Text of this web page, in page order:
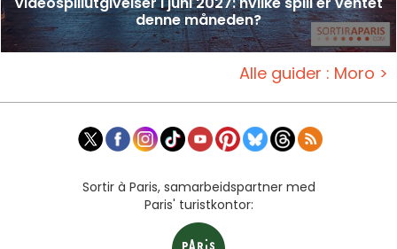
denne måneden?
Alle guider : Moro >
Sortir à Paris, samarbeidspartner med
Paris' turistkontor: